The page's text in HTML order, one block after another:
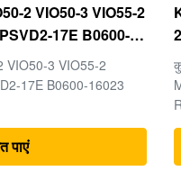
KYB MAG-18VP-
RB511-61290
खुदाई भागों के लिए
के लिए अंतिम ड्राइव KYB
18076 RB511-61290
पाएं